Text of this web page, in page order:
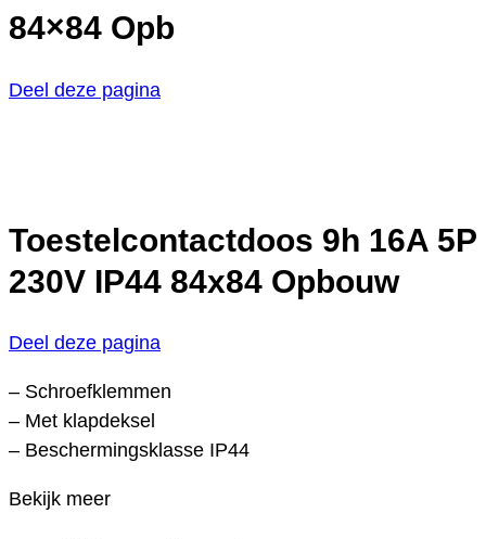
84×84 Opb
Deel deze pagina
Toestelcontactdoos 9h 16A 5P
230V IP44 84x84 Opbouw
Deel deze pagina
– Schroefklemmen
– Met klapdeksel
– Beschermingsklasse IP44
Bekijk meer